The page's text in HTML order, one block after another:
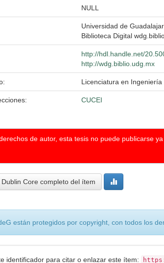
NULL
Universidad de
Biblioteca Digital
http://hdl.handle.net/
http://wdg.biblio.udg.mx
Licenciatura en
CUCEI
de autor, esta tesis no puede publicarse
Core completo del ítem
están protegidos por copyright, con todos los
identificador para citar o enlazar este ítem: